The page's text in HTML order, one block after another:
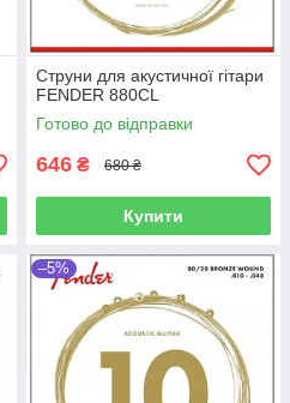
Струни для акустичної гітари
FENDER 880CL
Готово до відправки
646 ₴ 680 ₴
Купити
–5%